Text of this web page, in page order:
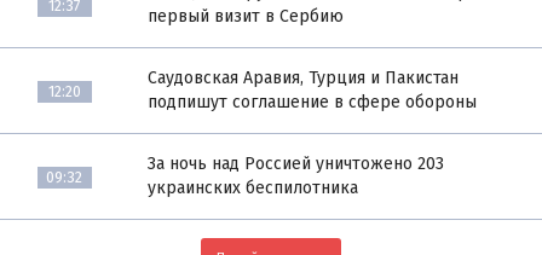
12:37
первый визит в Сербию
12:20
Саудовская Аравия, Турция и Пакистан
подпишут соглашение в сфере обороны
09:32
За ночь над Россией уничтожено 203
украинских беспилотника